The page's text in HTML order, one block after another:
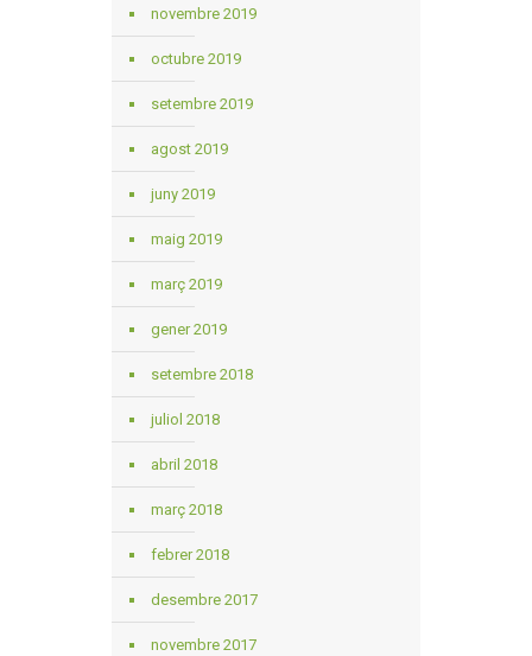
novembre 2019
octubre 2019
setembre 2019
agost 2019
juny 2019
maig 2019
març 2019
gener 2019
setembre 2018
juliol 2018
abril 2018
març 2018
febrer 2018
desembre 2017
novembre 2017